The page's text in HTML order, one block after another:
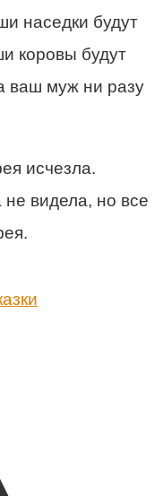
наседки будут
коровы будут
ваш муж ни разу
исчезла.
видела, но все